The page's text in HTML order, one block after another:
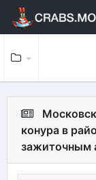
конура в
зажиточным